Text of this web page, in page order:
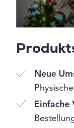
Neue
Einfache